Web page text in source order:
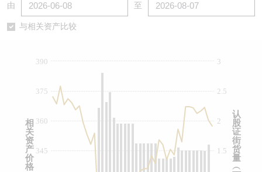
由 至
与相关资产比较
1.5
2
2.5
3
345
360
375
390
认
股
证
街
货
量
︵
相
关
资
产
价
格
认股证/牛熊证日志
牛熊证到期结算价查找
牛熊证文件及公告
牛熊证文件及公告 (瑞信)
中资ETFs溢价比较
收市竞价变化